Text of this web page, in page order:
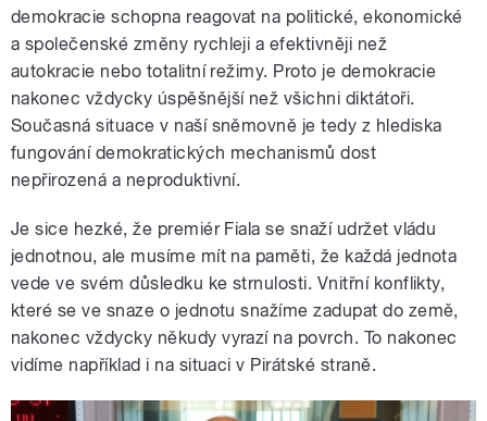
demokracie schopna reagovat na politické, ekonomické
a společenské změny rychleji a efektivněji než
autokracie nebo totalitní režimy. Proto je demokracie
nakonec vždycky úspěšnější než všichni diktátoři.
Současná situace v naší sněmovně je tedy z hlediska
fungování demokratických mechanismů dost
nepřirozená a neproduktivní.
Je sice hezké, že premiér Fiala se snaží udržet vládu
jednotnou, ale musíme mít na paměti, že každá jednota
vede ve svém důsledku ke strnulosti. Vnitřní konflikty,
které se ve snaze o jednotu snažíme zadupat do země,
nakonec vždycky někudy vyrazí na povrch. To nakonec
vidíme například i na situaci v Pirátské straně.